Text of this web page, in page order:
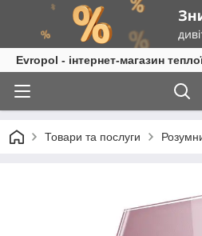
Evropol - інтернет-магазин
Товари та послуги